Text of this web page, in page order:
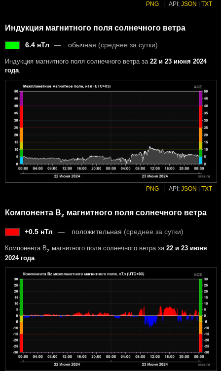
PNG | API: JSON | TXT
Индукция магнитного поля солнечного ветра
6.4 нТл обычная (среднее за сутки)
Индукция магнитного поля солнечного ветра за 22 и 23 июня 2024
года
PNG API: JSON TXT
Компонента Bz магнитного поля солнечного ветра
+0.5 нТл положительная (среднее за сутки)
Компонента Bz магнитного поля солнечного ветра за 22 и 23 июня
2024 года.